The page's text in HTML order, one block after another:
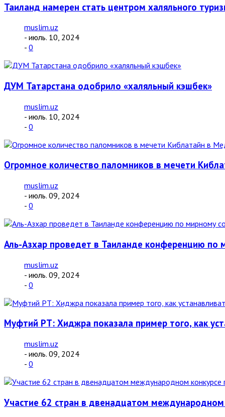
Таиланд намерен стать центром халяльного
muslim.uz
- июль. 10, 2024
- 0
ДУМ Татарстана одобрило «халяльный кэшбек»
muslim.uz
- июль. 10, 2024
- 0
Огромное количество паломников в мечети
muslim.uz
- июль. 09, 2024
- 0
Аль-Азхар проведет в Таиланде конференцию по
muslim.uz
- июль. 09, 2024
- 0
Муфтий РТ: Хиджра показала пример того, как
muslim.uz
- июль. 09, 2024
- 0
Участие 62 стран в двенадцатом